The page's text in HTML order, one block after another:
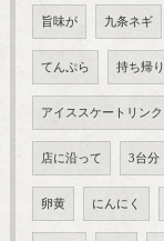
旨味が 九条ネギ
てんぷら 持ち帰り
アイススケートリンク
店に沿って 3台分
卵黄 にんにく